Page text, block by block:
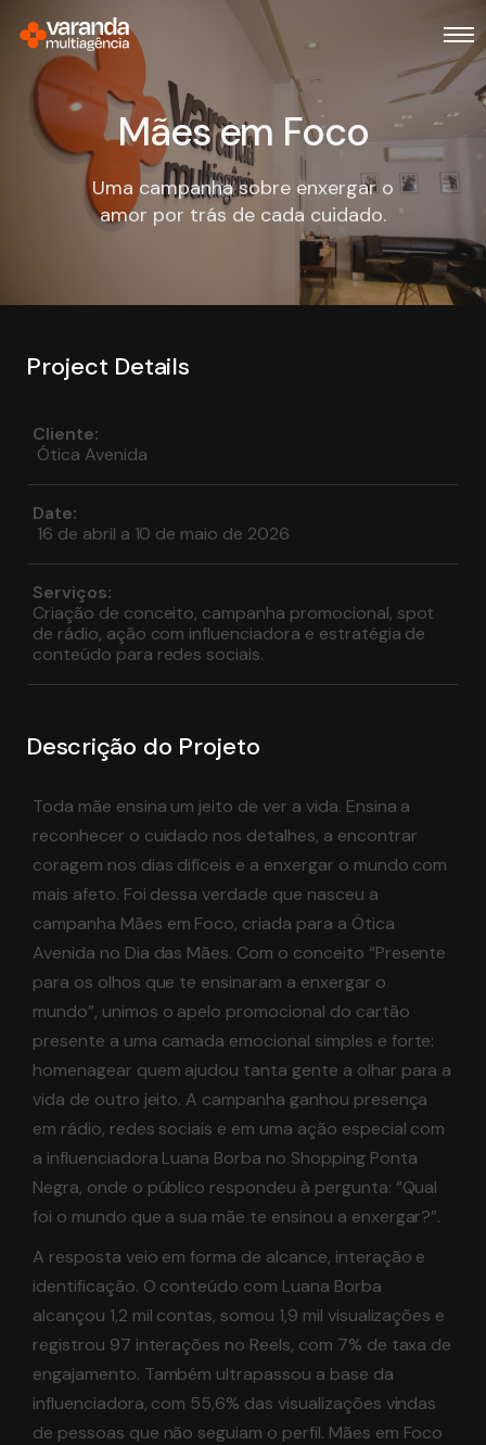
Mães em Foco
Uma campanha sobre enxergar o
amor por trás de cada cuidado.
Project Details
Cliente:
Ótica Avenida
Date:
16 de abril a 10 de maio de 2026
Serviços:
Criação de conceito, campanha promocional, spot
de rádio, ação com influenciadora e estratégia de
conteúdo para redes sociais.
Descrição do Projeto
Toda mãe ensina um jeito de ver a vida. Ensina a
reconhecer o cuidado nos detalhes, a encontrar
coragem nos dias difíceis e a enxergar o mundo com
mais afeto. Foi dessa verdade que nasceu a
campanha Mães em Foco, criada para a Ótica
Avenida no Dia das Mães. Com o conceito “Presente
para os olhos que te ensinaram a enxergar o
mundo”, unimos o apelo promocional do cartão
presente a uma camada emocional simples e forte:
homenagear quem ajudou tanta gente a olhar para a
vida de outro jeito. A campanha ganhou presença
em rádio, redes sociais e em uma ação especial com
a influenciadora Luana Borba no Shopping Ponta
Negra, onde o público respondeu à pergunta: “Qual
foi o mundo que a sua mãe te ensinou a enxergar?”.
A resposta veio em forma de alcance, interação e
identificação. O conteúdo com Luana Borba
alcançou 1,2 mil contas, somou 1,9 mil visualizações e
registrou 97 interações no Reels, com 7% de taxa de
engajamento. Também ultrapassou a base da
influenciadora, com 55,6% das visualizações vindas
de pessoas que não seguiam o perfil. Mães em Foco